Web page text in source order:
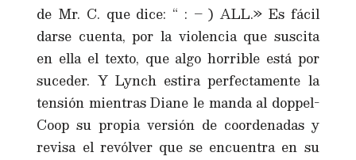
de Mr. C. que dice: “ : – ) ALL.» Es fácil
darse cuenta, por la violencia que suscita
en ella el texto, que algo horrible está por
suceder. Y Lynch estira perfectamente la
tensión mientras Diane le manda al doppel-
Coop su propia versión de coordenadas y
revisa el revólver que se encuentra en su